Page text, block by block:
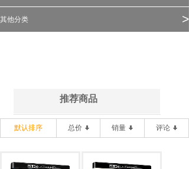
其他分类 >
推荐商品
默认排序 总价 销量 评论